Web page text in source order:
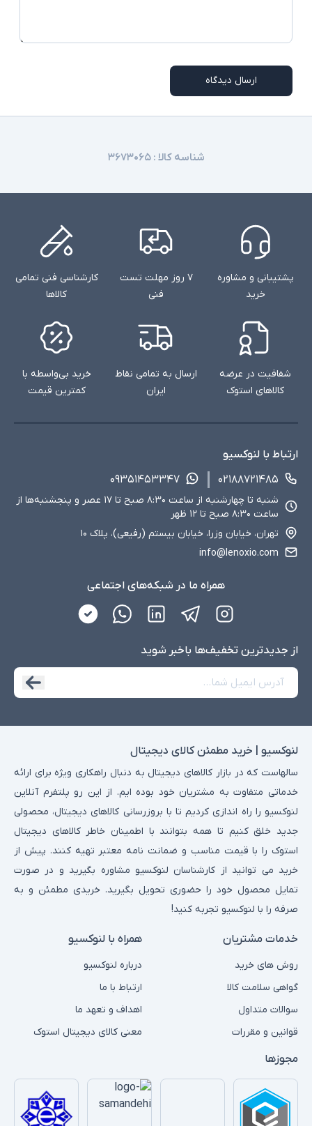
ارسال دیدگاه
شناسه کالا :۳۶۷۳۰۶۵
پشتیبانی و مشاوره
خرید
۷ روز مهلت تست
فنی
کارشناسی فنی تمامی
کالاها
شفافیت در عرضه
کالاهای استوک
ارسال به تمامی نقاط
ایران
خرید بی‌واسطه با
کمترین قیمت
ارتباط با لنوکسیو
۰۲۱۸۸۷۲۱۴۸۵
۰۹۳۵۱۴۵۳۳۴۷
شنبه تا چهارشنبه از ساعت ۸:۳۰ صبح تا ۱۷ عصر و پنجشنبه‌ها از
ساعت ۸:۳۰ صبح تا ۱۲ ظهر
تهران، خیابان وزرا، خیابان بیستم (رفیعی)، پلاک ۱۰
info@lenoxio.com
همراه ما در شبکه‌های اجتماعی
از جدید‌ترین تخفیف‌ها با‌خبر شوید
لنوکسیو | خرید مطمئن کالای دیجیتال
سالهاست که در بازار کالاهای دیجیتال به دنبال راهکاری ویژه برای ارائه
خدماتی متفاوت به مشتریان خود بوده ایم. از این رو پلتفرم آنلاین
لنوکسیو را راه اندازی کردیم تا با بروزرسانی کالاهای دیجیتال، محصولی
جدید خلق کنیم تا همه بتوانند با اطمینان خاطر کالاهای دیجیتال
استوک را با قیمت مناسب و ضمانت نامه معتبر تهیه کنند. پیش از
خرید می توانید از کارشناسان لنوکسیو مشاوره بگیرید و در صورت
تمایل محصول خود را حضوری تحویل بگیرید. خریدی مطمئن و به
صرفه را با لنوکسیو تجربه کنید!
خدمات مشتریان
روش های خرید
گواهی سلامت کالا
سوالات متداول
قوانین و مقررات
همراه با لنوکسیو
درباره لنوکسیو
ارتباط با ما
اهداف و تعهد ما
معنی کالای دیجیتال استوک
مجوزها